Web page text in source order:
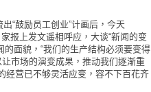
“鼓励员工创业”计画后，今天
报上发文遥相呼应，大谈“新闻的变
的面貌，“我们的生产结构必须要变得
巿场的演变成果，推动我们逐渐重
经营已不够灵活应变，容不下百花齐